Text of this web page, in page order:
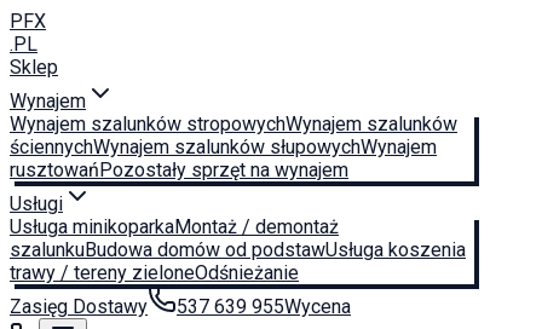
PFX
.PL
Sklep
Wynajem
Wynajem szalunków stropowychWynajem szalunków
ściennychWynajem szalunków słupowychWynajem
rusztowańPozostały sprzęt na wynajem
Usługi
Usługa minikoparkaMontaż / demontaż
szalunkuBudowa domów od podstawUsługa koszenia
trawy / tereny zieloneOdśnieżanie
Zasięg Dostawy
537 639 955Wycena